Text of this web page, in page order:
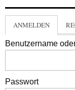
ANMELDEN
Benutzername
Passwort